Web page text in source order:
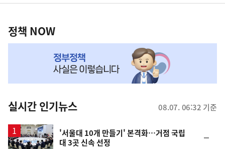
책
NOW,
뉴
스
정책 NOW
실시간 인기뉴스 08.07. 06:32 기준
'서울대 10개 만들기' 본격화…거점 국립
대 3곳 신속 선정